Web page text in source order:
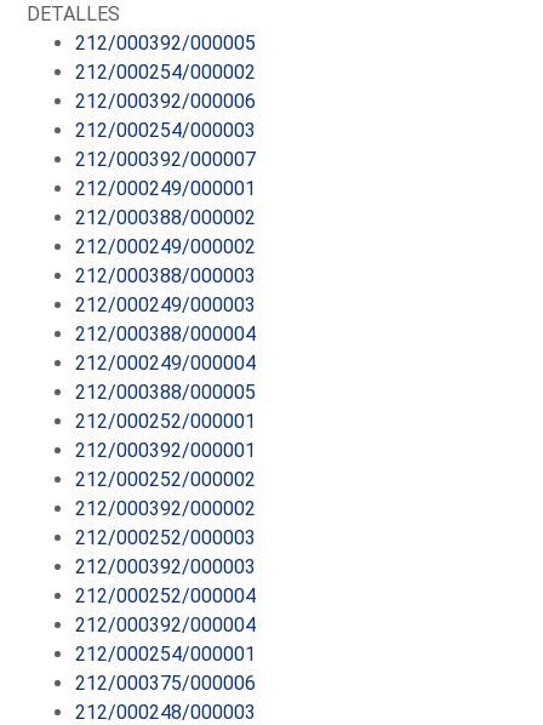
DETALLES
212/000392/000005
212/000254/000002
212/000392/000006
212/000254/000003
212/000392/000007
212/000249/000001
212/000388/000002
212/000249/000002
212/000388/000003
212/000249/000003
212/000388/000004
212/000249/000004
212/000388/000005
212/000252/000001
212/000392/000001
212/000252/000002
212/000392/000002
212/000252/000003
212/000392/000003
212/000252/000004
212/000392/000004
212/000254/000001
212/000375/000006
212/000248/000003